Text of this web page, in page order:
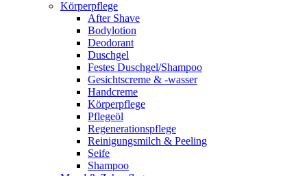
Körperpflege
After Shave
Bodylotion
Deodorant
Duschgel
Festes Duschgel/Shampoo
Gesichtscreme & -wasser
Handcreme
Körperpflege
Pflegeöl
Regenerationspflege
Reinigungsmilch & Peeling
Seife
Shampoo